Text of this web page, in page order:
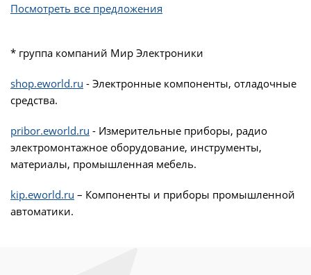
Посмотреть все предложения
* группа компаний Мир Электроники
shop.eworld.ru - Электронные компоненты, отладочные
средства.
pribor.eworld.ru - Измерительные приборы, радио
электромонтажное оборудование, инструменты,
материалы, промышленная мебель.
kip.eworld.ru – Компоненты и приборы промышленной
автоматики.